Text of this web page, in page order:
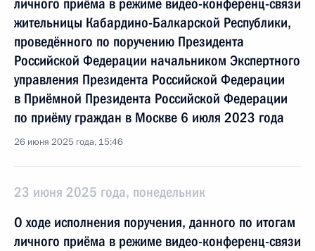
личного приёма в режиме видео-конференц-связи
жительницы Кабардино-Балкарской Республики,
проведённого по поручению Президента
Российской Федерации начальником Экспертного
управления Президента Российской Федерации
в Приёмной Президента Российской Федерации
по приёму граждан в Москве 6 июля 2023 года
26 июня 2025 года, 15:46
23 июня 2025 года, понедельник
О ходе исполнения поручения, данного по итогам
личного приёма в режиме видео-конференц-связи